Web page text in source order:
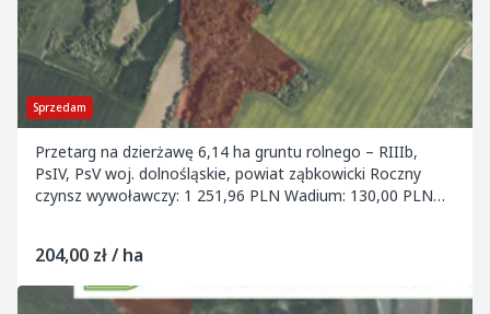
Sprzedam
Przetarg na dzierżawę 6,14 ha gruntu rolnego – RIIIb,
PsIV, PsV woj. dolnośląskie, powiat ząbkowicki Roczny
czynsz wywoławczy: 1 251,96 PLN Wadium: 130,00 PLN
204,00 zł / ha